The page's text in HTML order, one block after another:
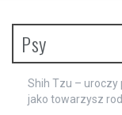
Psy
Shih Tzu – uroczy
jako towarzysz